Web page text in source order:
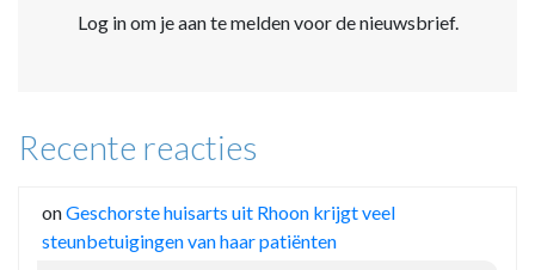
Log in om je aan te melden voor de nieuwsbrief.
Recente reacties
onGeschorste huisarts uit Rhoon krijgt veel
steunbetuigingen van haar patiënten